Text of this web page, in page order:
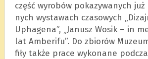
część wyro­bów poka­zy­wa­nych
nych wysta­wach cza­so­wych
Upha­gena”, „Janusz Wosik – in
lat Ambe­rifu”. Do zbio­rów
fiły także prace wyko­nane